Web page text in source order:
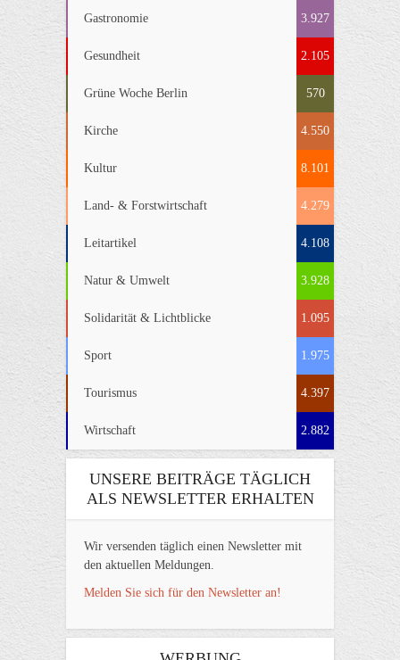
Gastronomie 3.927
Gesundheit 2.105
Grüne Woche Berlin 570
Kirche 4.550
Kultur 8.101
Land- & Forstwirtschaft 4.279
Leitartikel 4.108
Natur & Umwelt 3.928
Solidarität & Lichtblicke 1.095
Sport 1.975
Tourismus 4.397
Wirtschaft 2.882
UNSERE BEITRÄGE TÄGLICH
ALS NEWSLETTER ERHALTEN
Wir versenden täglich einen Newsletter mit
den aktuellen Meldungen.
Melden Sie sich für den Newsletter an!